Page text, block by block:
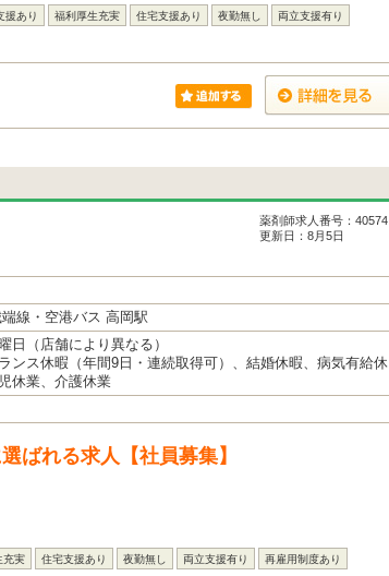
援あり 福利厚生充実 住宅支援あり 夜勤無し 両立支援有り
薬剤師求人番号：40574
更新日：8月5日
線・空港バス 高岡駅
日（店舗により異なる）
ンス休暇（年間9日・連続取得可）、結婚休暇、病気有給休
休業、介護休業
ばれる求人【社員募集】
充実 住宅支援あり 夜勤無し 両立支援有り 再雇用制度あり